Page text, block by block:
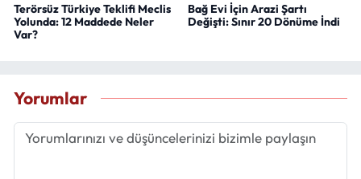
Terörsüz Türkiye Teklifi Meclis
Yolunda: 12 Maddede Neler
Var?
Bağ Evi İçin Arazi Şartı
Değişti: Sınır 20 Dönüme İndi
Yorumlar